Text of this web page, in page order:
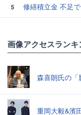
5
修繕積立金 不足
画像アクセスランキ
森喜朗氏の
重岡大毅&濱